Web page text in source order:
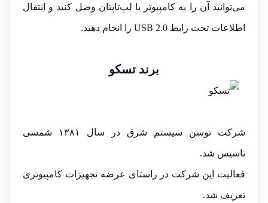
می‌توانید آن را به کامپیوتر یا لپ‌تاپتان وصل کنید و انتقال
اطلاعات تحت رابط USB 2.0 را انجام دهید.
برند تسکو
شرکت توسن سیستم شرق در سال ۱۳۸۱ شمسی
تاسیس شد.
فعالیت این شرکت در راستای عرضه تجهیزات کامپیوتری
تعریف شد.